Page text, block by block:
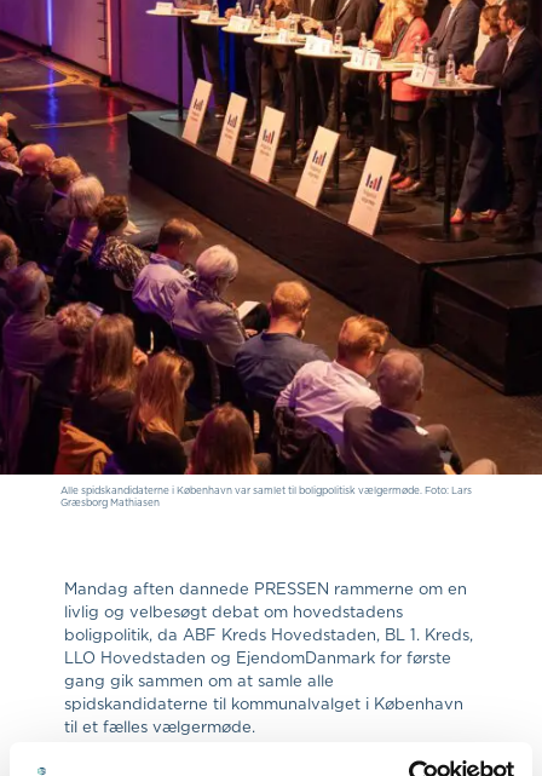
Alle spidskandidaterne i København var samlet til boligpolitisk vælgermøde. Foto: Lars
Græsborg Mathiasen
Mandag aften dannede PRESSEN rammerne om en
livlig og velbesøgt debat om hovedstadens
boligpolitik, da ABF Kreds Hovedstaden, BL 1. Kreds,
LLO Hovedstaden og EjendomDanmark for første
gang gik sammen om at samle alle
spidskandidaterne til kommunalvalget i København
til et fælles vælgermøde.